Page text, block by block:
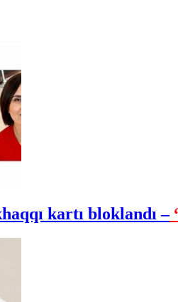
kartı bloklandı –